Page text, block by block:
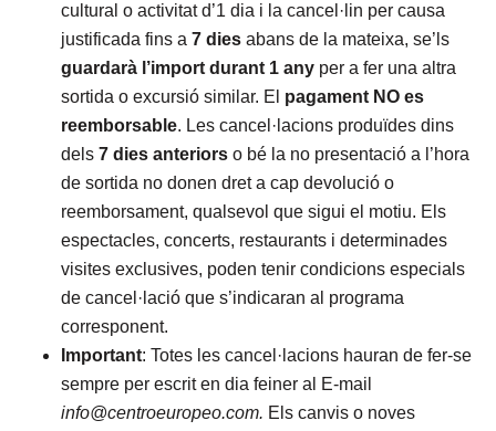
cultural o activitat d’1 dia i la cancel·lin per causa
justificada fins a 7 dies abans de la mateixa, se’ls
guardarà l’import durant 1 any per a fer una altra
sortida o excursió similar. El pagament NO es
reemborsable. Les cancel·lacions produïdes dins
dels 7 dies anteriors o bé la no presentació a l’hora
de sortida no donen dret a cap devolució o
reemborsament, qualsevol que sigui el motiu. Els
espectacles, concerts, restaurants i determinades
visites exclusives, poden tenir condicions especials
de cancel·lació que s’indicaran al programa
corresponent.
Important: Totes les cancel·lacions hauran de fer-se
sempre per escrit en dia feiner al E-mail
info@centroeuropeo.com. Els canvis o noves